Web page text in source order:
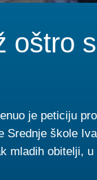
oštro
je peticiju
Srednje škole
mladih obitelji,